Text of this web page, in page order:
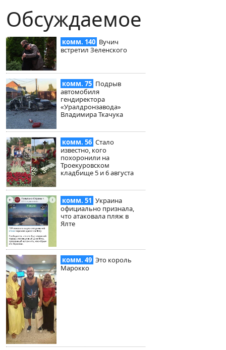
Обсуждаемое
комм. 140 Вучич
встретил Зеленского
комм. 75 Подрыв
автомобиля
гендиректора
«Уралдронзавода»
Владимира Ткачука
комм. 56 Стало
известно, кого
похоронили на
Троекуровском
кладбище 5 и 6 августа
комм. 51 Украина
официально признала,
что атаковала пляж в
Ялте
комм. 49 Это король
Марокко